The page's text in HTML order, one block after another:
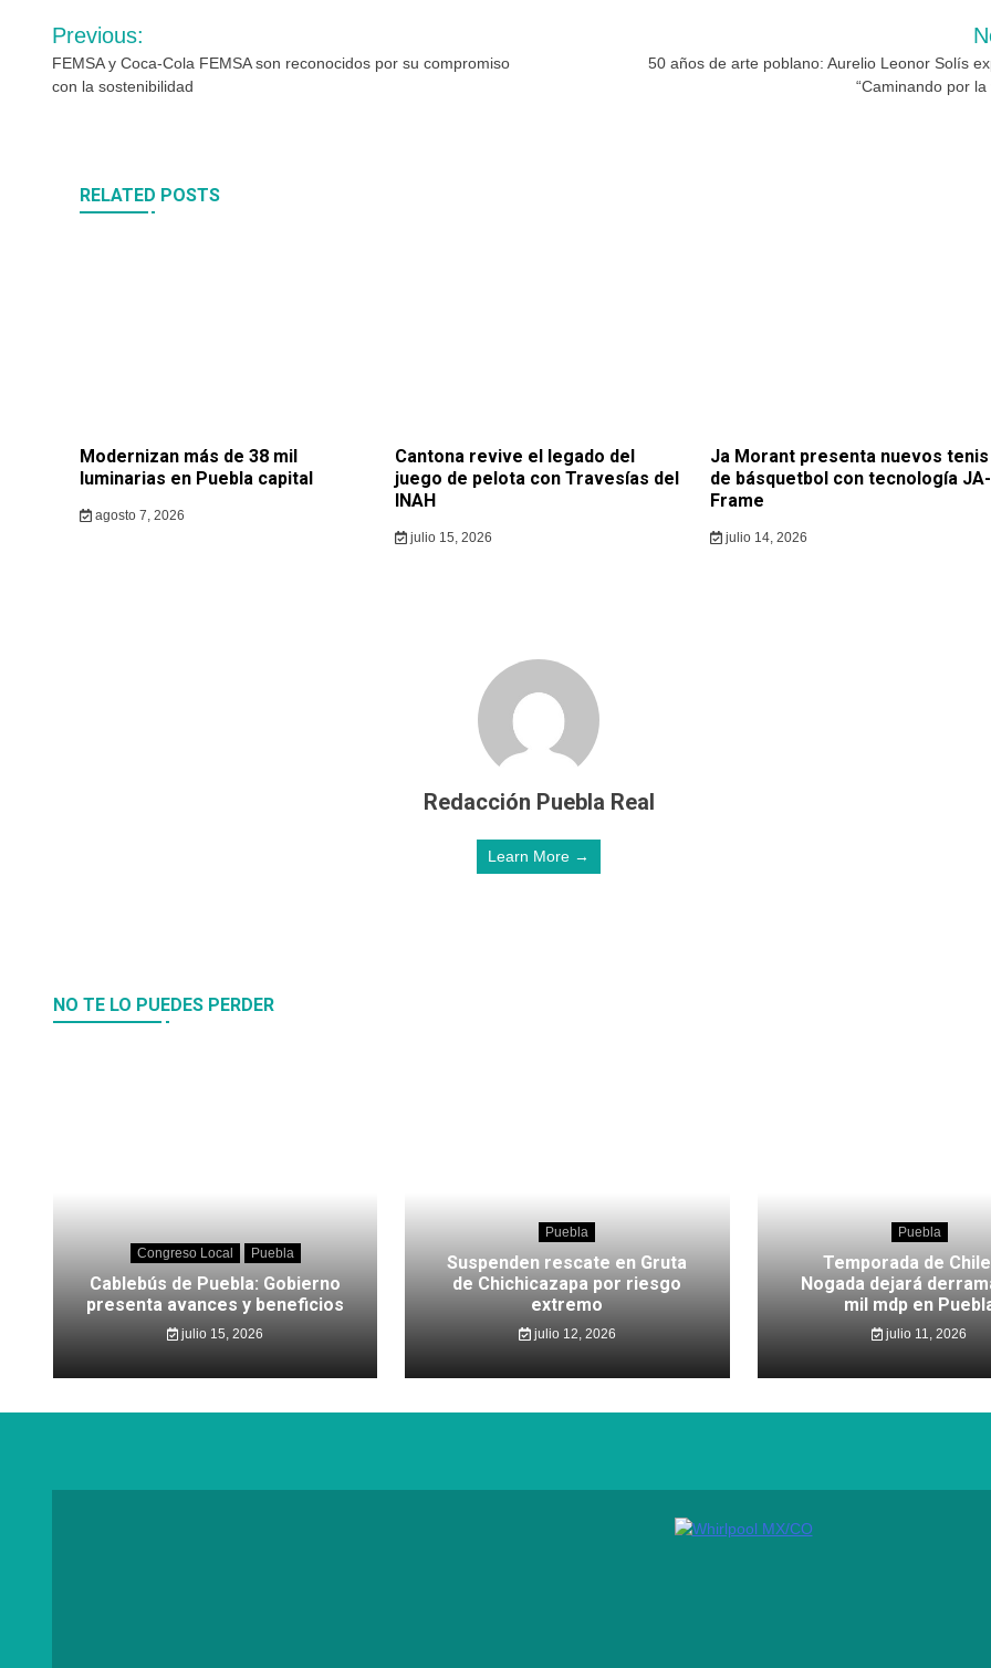
Navegación
de
Previous:
FEMSA y Coca-Cola FEMSA son reconocidos por su compromiso
con la sostenibilidad
50 años de arte poblano: Aurelio Leonor Solís
“Caminando por la
RELATED POSTS
Modernizan más de 38 mil
luminarias en Puebla capital
agosto 7, 2026
Cantona revive el legado del
juego de pelota con Travesías del
INAH
julio 15, 2026
Ja Morant presenta nuevos tenis
de básquetbol con tecnología JA-
Frame
julio 14, 2026
Redacción Puebla Real
Learn More →
NO TE LO PUEDES PERDER
Congreso Local Puebla
Cablebús de Puebla: Gobierno
presenta avances y beneficios
julio 15, 2026
Puebla
Suspenden rescate en Gruta
de Chichicazapa por riesgo
extremo
julio 12, 2026
Puebla
Temporada de
Nogada dejará
mil mdp en
julio 11, 2026